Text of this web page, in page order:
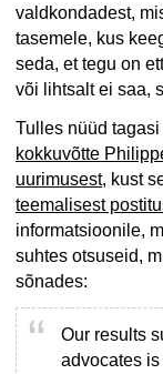
valdkondadest,
tasemele, kus
seda, et tegu on
või lihtsalt ei saa,
Tulles nüüd
kokkuvõtte
uurimusest, kust
teemalisest
informatsioonile,
suhtes otsuseid,
sõnades:
Our results
advocates